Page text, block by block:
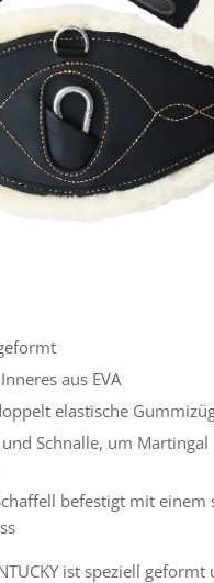
aus EVA
elastische
Schnalle, um Martingal
befestigt mit einem
ist speziell geformt